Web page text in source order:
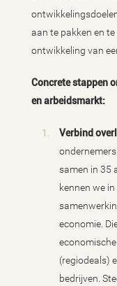
aan te pakken en
ontwikkeling van
Concrete stappen
en arbeidsmarkt:
Verbind
samen in 35
kennen we
economie.
(regiodeals)
bedrijven.